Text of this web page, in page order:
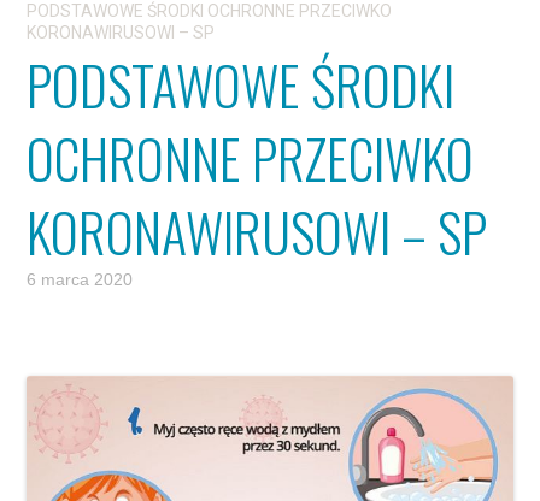
PODSTAWOWE ŚRODKI OCHRONNE PRZECIWKO
KORONAWIRUSOWI – SP
PODSTAWOWE ŚRODKI
OCHRONNE PRZECIWKO
KORONAWIRUSOWI – SP
6 marca 2020